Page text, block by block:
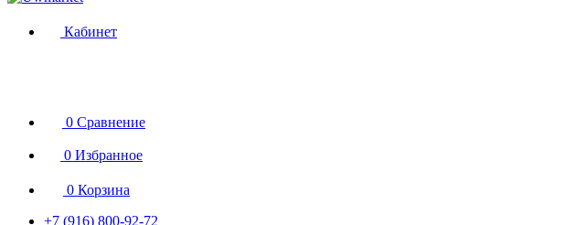
Кабинет
0 Сравнение
0 Избранное
0 Корзина
+7 (916) 800-92-72